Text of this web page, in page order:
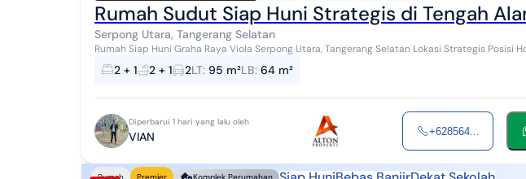
Rumah Sudut Siap Huni Strategis di Tengah
Serpong Utara, Tangerang Selatan
Rumah Siap Huni Graha Raya Viola Serpong Utara, Tangerang Selatan Lokasi Strategis Posisi Hook Sudut
Spesifikasi Rumah : Bangunan 2 lantai Luas t...
2 + 1 2 + 1 2LT: 95 m²LB: 64 m²
Diperbarui 1 hari yang lalu oleh
VIAN +628564...